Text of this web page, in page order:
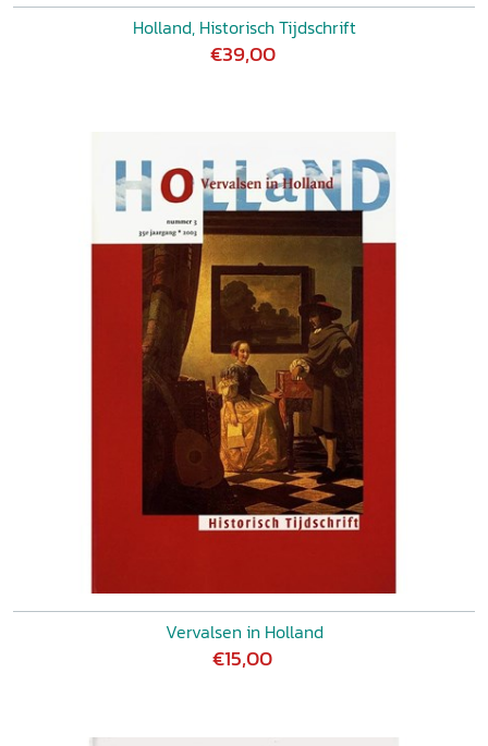
Holland, Historisch Tijdschrift
€39,00
Vervalsen in Holland
€15,00